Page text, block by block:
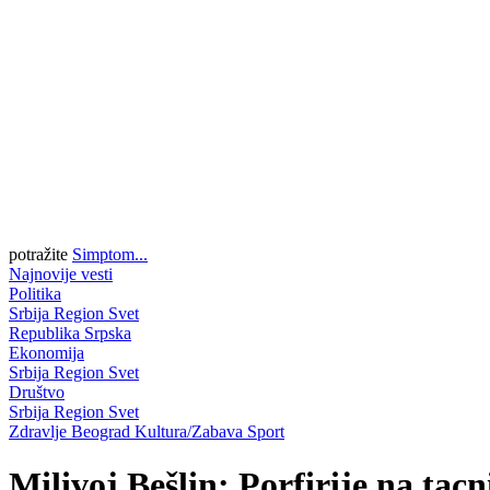
potražite Simptom...
Najnovije vesti
Politika
Srbija Region Svet
Republika Srpska
Ekonomija
Srbija Region Svet
Društvo
Srbija Region Svet
Zdravlje Beograd Kultura/Zabava Sport